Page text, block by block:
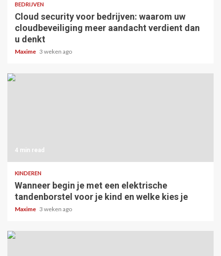
BEDRIJVEN
Cloud security voor bedrijven: waarom uw
cloudbeveiliging meer aandacht verdient dan
u denkt
Maxime 3 weken ago
4 min read
KINDEREN
Wanneer begin je met een elektrische
tandenborstel voor je kind en welke kies je
Maxime 3 weken ago